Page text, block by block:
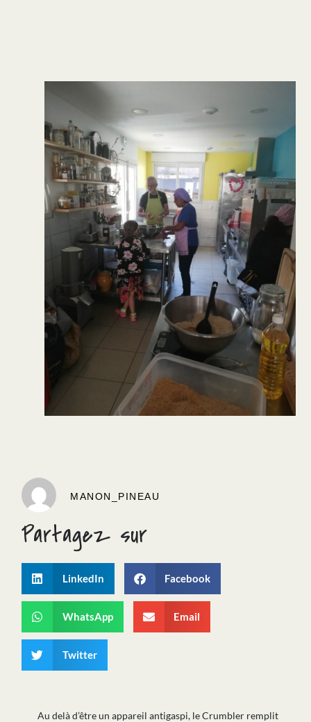
MANON_PINEAU
Partagez sur
LinkedIn Facebook
WhatsApp Email
Twitter
Au delà d’être un appareil antigaspi, le Crumbler remplit